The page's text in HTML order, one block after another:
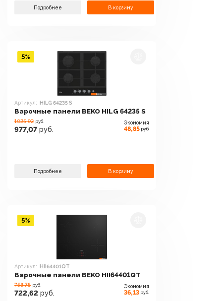
Подробнее В корзину
Артикул: HILG 64235 S
Варочные панели BEKO HILG 64235 S
1025.92 руб.
977,07 руб.
Экономия
48,85 руб.
Подробнее В корзину
5%
Артикул: HII64401QT
Варочные панели BEKO HII64401QT
758.75 руб.
722,62 руб.
Экономия
36,13 руб.
5%